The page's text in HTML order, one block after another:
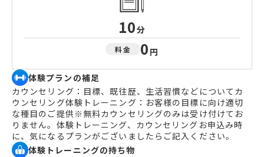
10分
料金 0 円
体験プランの補足
カウンセリング：目標、既往歴、生活習慣などについてカ
ウンセリング体験トレーニング：お客様の目標に向け適切
な種目のご提供※無料カウンセリングのみは受け付けてお
りません。体験トレーニング、カウンセリングお申込み時
に、気になるプランがございましたらご記入ください。
体験トレーニングの持ち物